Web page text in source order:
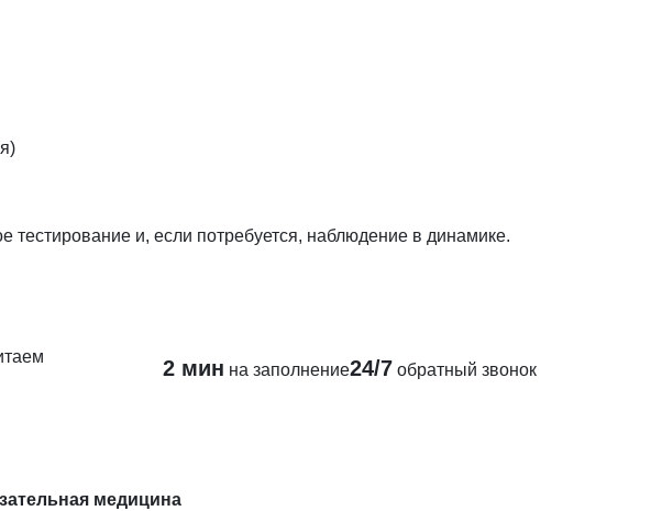
тестирование и, если потребуется, наблюдение в динамике.
2 мин на заполнение24/7 обратный звонок
медицина